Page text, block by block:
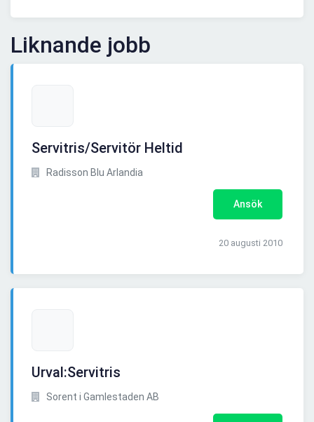
Liknande jobb
Servitris/Servitör Heltid
Radisson Blu Arlandia
Ansök
20 augusti 2010
Urval:Servitris
Sorent i Gamlestaden AB